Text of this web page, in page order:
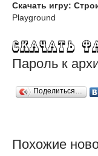
Скачать игру:
Playground
Пароль к
Поделиться…
Похожие